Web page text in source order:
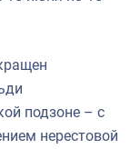
подзоне – с
нерестовой